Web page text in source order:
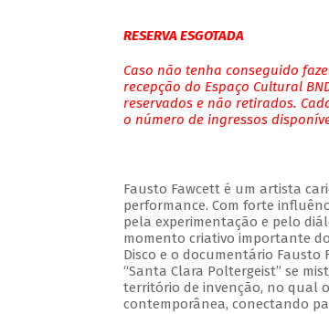
RESERVA ESGOTADA
Caso não tenha conseguido
recepção do Espaço Cultural
reservados e não retirados.
o número de ingressos
Fausto Fawcett é um artista
performance. Com forte
pela experimentação e pelo
momento criativo importante
Disco e o documentário Fausto
“Santa Clara Poltergeist” se
território de invenção, no qual
contemporânea, conectando